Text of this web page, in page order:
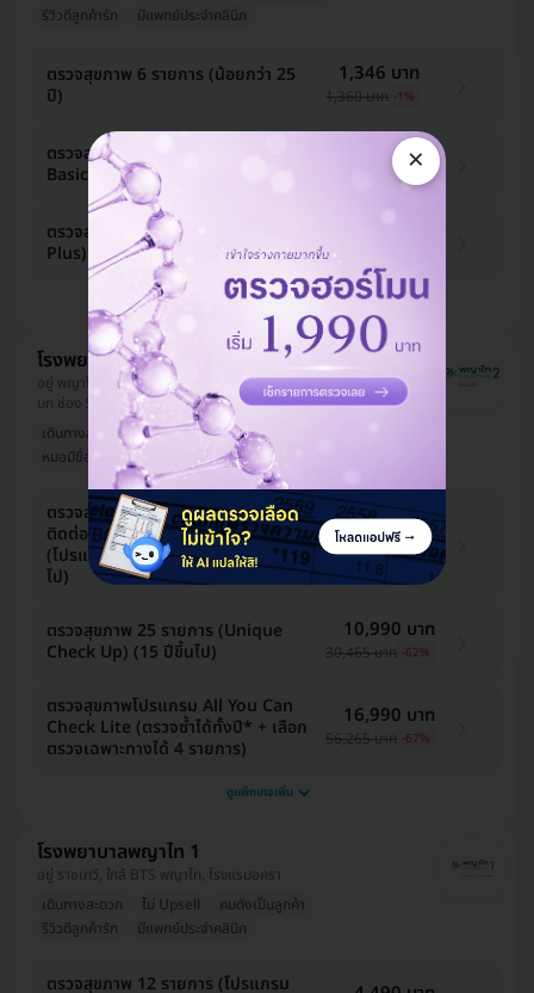
รีวิวดีลูกค้ารัก
มีแพทย์ประจำคลินิก
ตรวจสุขภาพ 6 รายการ (น้อยกว่า 25
ปี)
1,346 บาท
1,360 บาท -1%
ตรวจสุขภาพ 14 รายการ (โปรแกรม A
Basic) (15 ปีขึ้นไป)
4,415 บาท
-1%
ตรวจสุขภาพ 17 รายการ (โปรแกรม A
Plus) (ผู้ชาย 15 ปีขึ้นไป)
5,535 บาท
ดูแพ็กเกจเพิ่ม
โรงพยาบาลพญาไท 2
อยู่ พญาไท, ใกล้ BTS สนามเป้า, สถานีวิทยุโทรทัศน์กองทัพ
บก ช่อง 5
เดินทางสะดวก
แบรนด์มาแรง
คนดังเป็นลูกค้า
หมอมีชื่อเสียง
รีวิวดีลูกค้ารัก
ตรวจสุขภาพ + ตรวจคัดกรองโรค
ติดต่อทางเพศสัมพันธ์ 24 รายการ
(โปรแกรม Authentic U) (15 ปีขึ้น
ไป)
6,990 บาท
15,500 บาท -52%
ตรวจสุขภาพ 25 รายการ (Unique
Check Up) (15 ปีขึ้นไป)
10,990 บาท
30,465 บาท -62%
ตรวจสุขภาพโปรแกรม All You Can
Check Lite (ตรวจซ้ำได้ทั้งปี* + เลือก
ตรวจเฉพาะทางได้ 4 รายการ)
16,990 บาท
56,265 บาท -67%
ดูแพ็กเกจเพิ่ม
โรงพยาบาลพญาไท 1
อยู่ ราชเทวี, ใกล้ BTS พญาไท, โรงแรมอครา
เดินทางสะดวก
ไม่ Upsell
คนดังเป็นลูกค้า
รีวิวดีลูกค้ารัก
มีแพทย์ประจำคลินิก
ตรวจสุขภาพ 12 รายการ (โปรแกรม
×